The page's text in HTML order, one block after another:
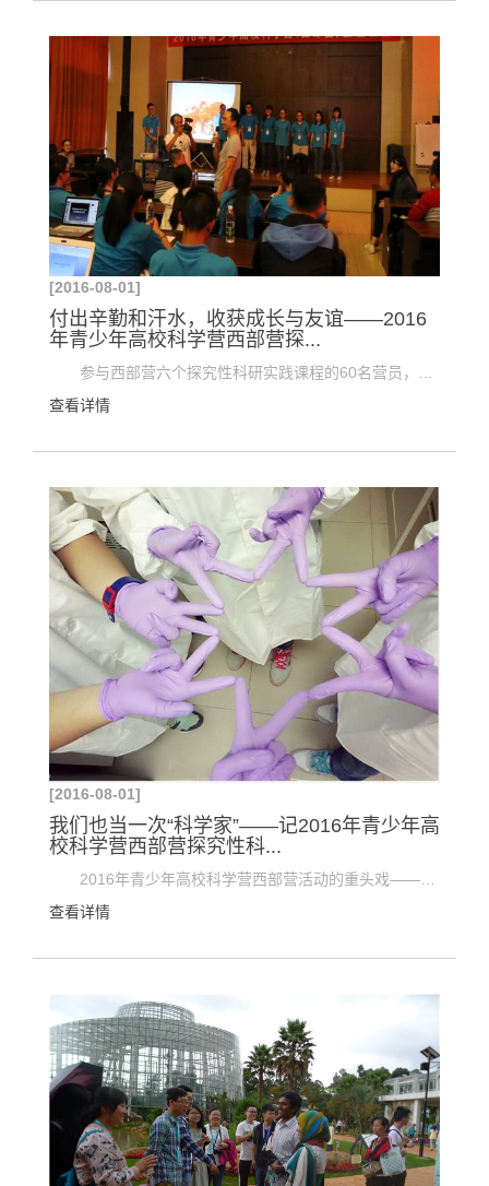
[2016-08-01]
付出辛勤和汗水，收获成长与友谊——2016
年青少年高校科学营西部营探...
查看详情
[2016-08-01]
我们也当一次“科学家”——记2016年青少年高
校科学营西部营探究性科...
查看详情